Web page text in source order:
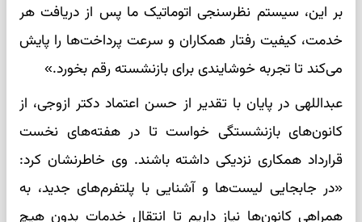
بر این، سیستم نظرسنجی اتوماتیک ما پس از دریافت هر
خدمت، کیفیت رفتار همکاران و سرعت پرداخت‌ها را پایش
می‌کند تا تجربه خوشایندی برای بازنشسته رقم بخورد.»
عبداللهی در پایان با تقدیر از حسن اعتماد دکتر ازوجی، از
کانون‌های بازنشستگی خواست تا در هفته‌های نخست
قرارداد همکاری نزدیکی داشته باشند. وی خاطرنشان کرد:
«در جابجایی لیست‌ها و آشنایی با پلتفرم‌های جدید، به
همراهی کانون‌ها نیاز داریم تا انتقال خدمات بدون هیچ